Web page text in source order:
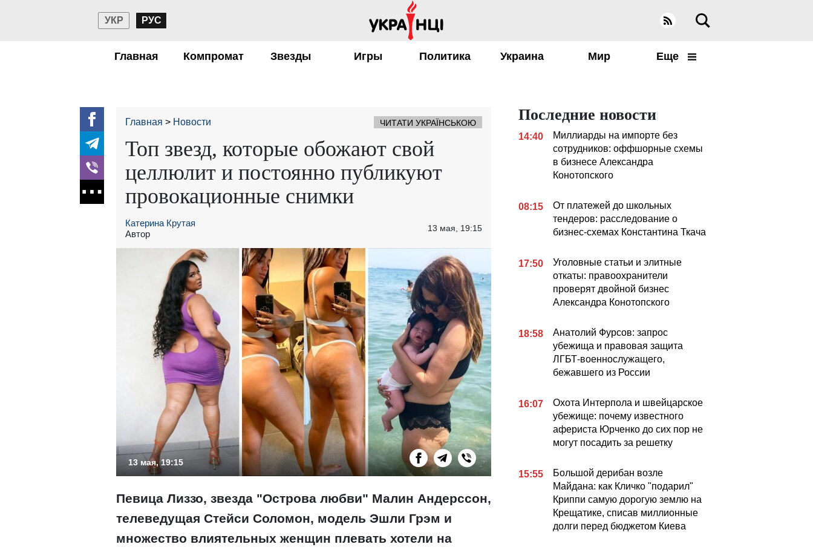
УКР РУС
Главная Компромат Звезды Игры Политика Украина Мир Еще
Главная Новости ЧИТАТИ УКРАЇНСЬКОЮ
Топ звезд, которые обожают свой
целлюлит и постоянно публикуют
провокационные снимки
Катерина Крутая
Автор
13 мая, 19:15
13 мая, 19:15
Певица Лиззо, звезда "Острова любви" Малин Андерссон,
телеведущая Стейси Соломон, модель Эшли Грэм и
множество влиятельных женщин плевать хотели на
Последние новости
14:40
Миллиарды на импорте без
сотрудников: оффшорные схемы
в бизнесе Александра
Конотопского
08:15
От платежей до школьных
тендеров: расследование о
бизнес-схемах Константина Ткача
17:50
Уголовные статьи и элитные
откаты: правоохранители
проверят двойной бизнес
Александра Конотопского
18:58
Анатолий Фурсов: запрос
убежища и правовая защита
ЛГБТ-военнослужащего,
бежавшего из России
16:07
Охота Интерпола и швейцарское
убежище: почему известного
афериста Юрченко до сих пор не
могут посадить за решетку
15:55
Большой дерибан возле
Майдана: как Кличко "подарил"
Криппи самую дорогую землю на
Крещатике, списав миллионные
долги перед бюджетом Киева